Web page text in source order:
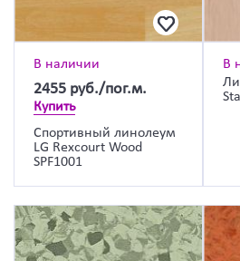
В наличии
2455 руб./пог.м.
Купить
Спортивный линолеум
LG Rexcourt Wood
SPF1001
В